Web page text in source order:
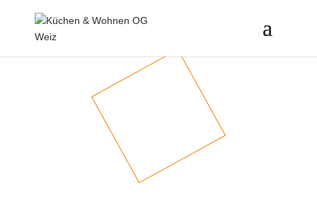
Traumhaft schlafen
Das perfekte
Schlafzimmer-design